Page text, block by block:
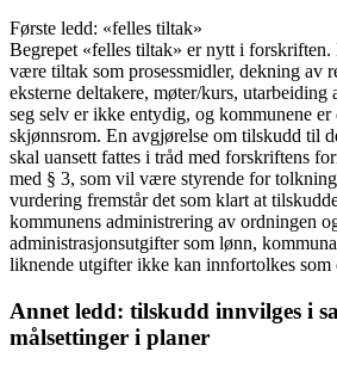
Første ledd: «felles tiltak»
Begrepet «felles tiltak» er nytt i forskriften.
være tiltak som prosessmidler, dekning av
eksterne deltakere, møter/kurs, utarbeiding
seg selv er ikke entydig, og kommunene er
skjønnsrom. En avgjørelse om tilskudd til
skal uansett fattes i tråd med forskriftens
med § 3, som vil være styrende for
vurdering fremstår det som klart at
kommunens administrering av ordningen
administrasjonsutgifter som lønn,
liknende utgifter ikke kan innfortolkes som
Annet ledd: tilskudd innvilges i
målsettinger i planer